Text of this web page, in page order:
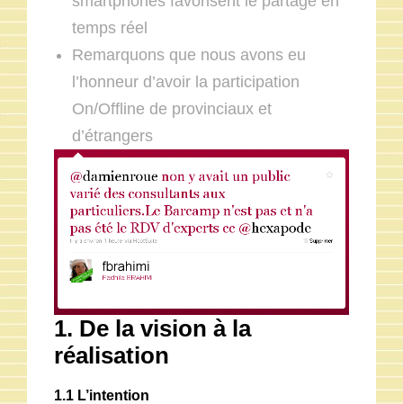
temps réel
Remarquons que nous avons eu
l’honneur d’avoir la participation
On/Offline de provinciaux et
d’étrangers
1. De la vision à la
réalisation
1.1 L’intention